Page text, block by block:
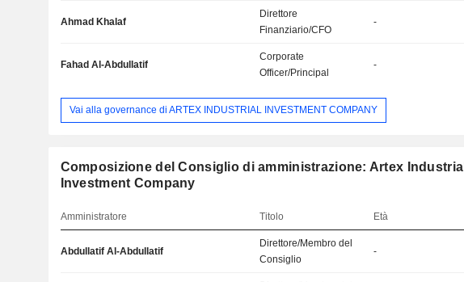
Ahmad Khalaf
Direttore
Finanziario/CFO
-
Fahad Al-Abdullatif
Corporate
Officer/Principal
-
Vai alla governance di ARTEX INDUSTRIAL INVESTMENT COMPANY
Composizione del Consiglio di amministrazione: Artex Industrial
Investment Company
Amministratore Titolo Età
Abdullatif Al-Abdullatif
Direttore/Membro del
Consiglio
-